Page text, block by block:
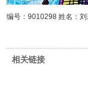
编号：9010298 姓名：
相关链接